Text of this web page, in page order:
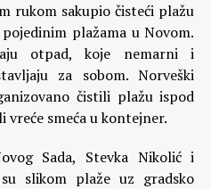
rukom sakupio čisteći plažu
plažama u Novom.
otpad, koje nemarni i
za sobom. Norveški
čistili plažu ispod
smeća u kontejner.
Sada, Stevka Nikolić i
slikom plaže uz gradsko